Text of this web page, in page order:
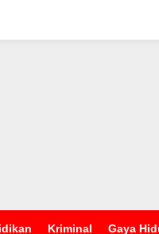
Kriminal Gaya